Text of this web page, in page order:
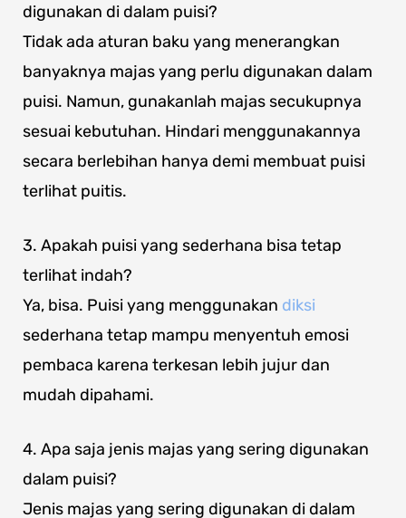
digunakan di dalam puisi?
Tidak ada aturan baku yang menerangkan
banyaknya majas yang perlu digunakan dalam
puisi. Namun, gunakanlah majas secukupnya
sesuai kebutuhan. Hindari menggunakannya
secara berlebihan hanya demi membuat puisi
terlihat puitis.
3. Apakah puisi yang sederhana bisa tetap
terlihat indah?
Ya, bisa. Puisi yang menggunakan diksi
sederhana tetap mampu menyentuh emosi
pembaca karena terkesan lebih jujur dan
mudah dipahami.
4. Apa saja jenis majas yang sering digunakan
dalam puisi?
Jenis majas yang sering digunakan di dalam